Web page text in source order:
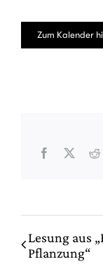
Zum Kalender
Facebook
X
Lesung aus
Pflanzung“